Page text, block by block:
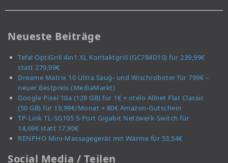
Neueste Beiträge
Tefal OptiGrill 4in1 XL Kontaktgrill (GC784D10) für 239,99€
statt 279,99€
Dreame Matrix 10 Ultra Saug- und Wischroboter für 799€ –
neuer Bestpreis (MediaMarkt)
Google Pixel 10a (128 GB) für 1€ + otelo Allnet Flat Classic
(50 GB) für 19,99€/Monat + 80€ Amazon-Gutschein
TP-Link TL-SG105 5-Port Gigabit Netzwerk-Switch für
14,69€ statt 17,90€
RENPHO Mini-Massagegerät mit Wärme für 53,54€
Social Media / Teilen